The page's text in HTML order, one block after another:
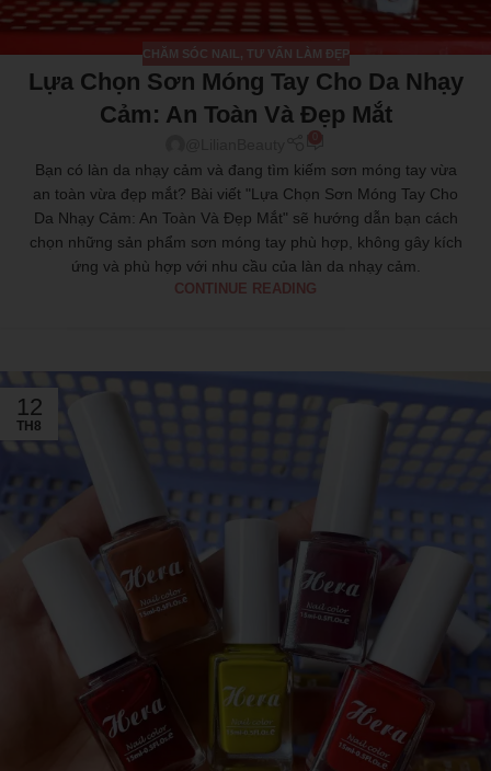
CHĂM SÓC NAIL , TƯ VẤN LÀM ĐẸP
Lựa Chọn Sơn Móng Tay Cho Da Nhạy
Cảm: An Toàn Và Đẹp Mắt
Bạn có làn da nhạy cảm và đang tìm kiếm sơn móng tay vừa
an toàn vừa đẹp mắt? Bài viết "Lựa Chọn Sơn Móng Tay Cho
Da Nhạy Cảm: An Toàn Và Đẹp Mắt" sẽ hướng dẫn bạn cách
chọn những sản phẩm sơn móng tay phù hợp, không gây kích
ứng và phù hợp với nhu cầu của làn da nhạy cảm.
CONTINUE READING
12
TH8